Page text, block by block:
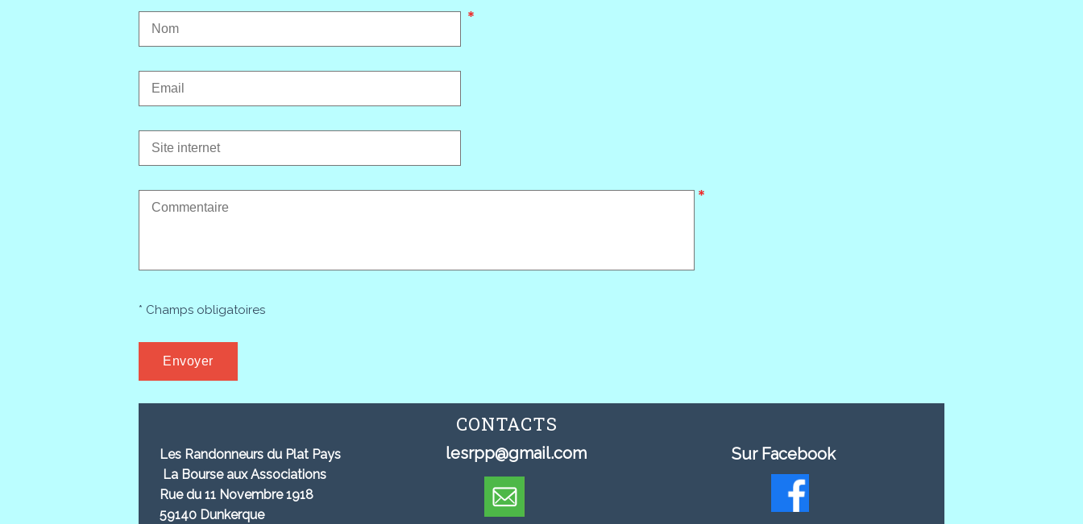
* Champs obligatoires
lesrpp@gmail.com
Les Randonneurs du Plat Pays
La Bourse aux Associations
Rue du 11 Novembre 1918
59140 Dunkerque
CONTACTS
Sur Facebook